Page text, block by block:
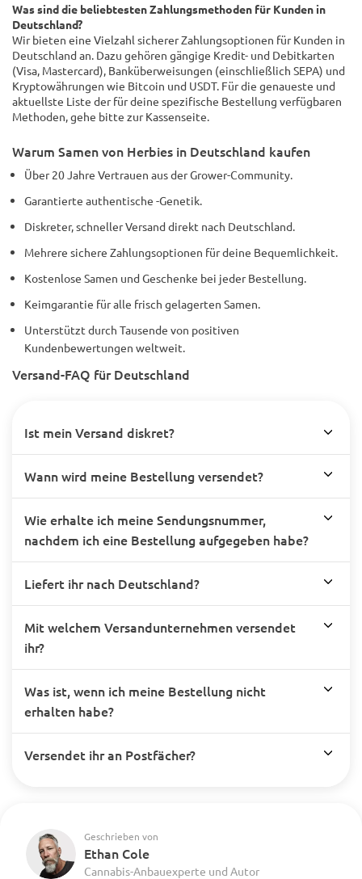
Was sind die beliebtesten Zahlungsmethoden für Kunden in
Deutschland?
Wir bieten eine Vielzahl sicherer Zahlungsoptionen für Kunden in
Deutschland an. Dazu gehören gängige Kredit- und Debitkarten
(Visa, Mastercard), Banküberweisungen (einschließlich SEPA) und
Kryptowährungen wie Bitcoin und USDT. Für die genaueste und
aktuellste Liste der für deine spezifische Bestellung verfügbaren
Methoden, gehe bitte zur Kassenseite.
Warum Samen von Herbies in Deutschland kaufen
Über 20 Jahre Vertrauen aus der Grower-Community.
Garantierte authentische -Genetik.
Diskreter, schneller Versand direkt nach Deutschland.
Mehrere sichere Zahlungsoptionen für deine Bequemlichkeit.
Kostenlose Samen und Geschenke bei jeder Bestellung.
Keimgarantie für alle frisch gelagerten Samen.
Unterstützt durch Tausende von positiven
Kundenbewertungen weltweit.
Versand-FAQ für Deutschland
Ist mein Versand diskret?
Wann wird meine Bestellung versendet?
Wie erhalte ich meine Sendungsnummer,
nachdem ich eine Bestellung aufgegeben habe?
Liefert ihr nach Deutschland?
Mit welchem Versandunternehmen versendet
ihr?
Was ist, wenn ich meine Bestellung nicht
erhalten habe?
Versendet ihr an Postfächer?
Geschrieben von
Ethan Cole
Cannabis-Anbauexperte und Autor